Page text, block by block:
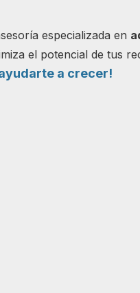
especializada en
el potencial de tus
a crecer!